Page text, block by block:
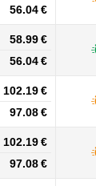
56.04 €
58.99 €
56.04 €
102.19 €
97.08 €
102.19 €
97.08 €